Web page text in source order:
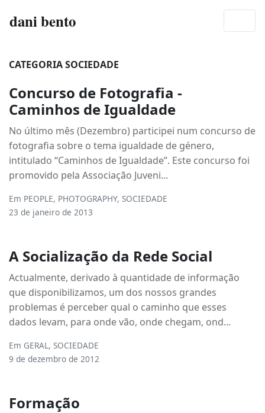
dani bento
CATEGORIA SOCIEDADE
Concurso de Fotografia -
Caminhos de Igualdade
No último mês (Dezembro) participei num concurso de
fotografia sobre o tema igualdade de género,
intitulado “Caminhos de Igualdade”. Este concurso foi
promovido pela Associação Juveni...
Em PEOPLE, PHOTOGRAPHY, SOCIEDADE
23 de janeiro de 2013
A Socialização da Rede Social
Actualmente, derivado à quantidade de informação
que disponibilizamos, um dos nossos grandes
problemas é perceber qual o caminho que esses
dados levam, para onde vão, onde chegam, ond...
Em GERAL, SOCIEDADE
9 de dezembro de 2012
Formação